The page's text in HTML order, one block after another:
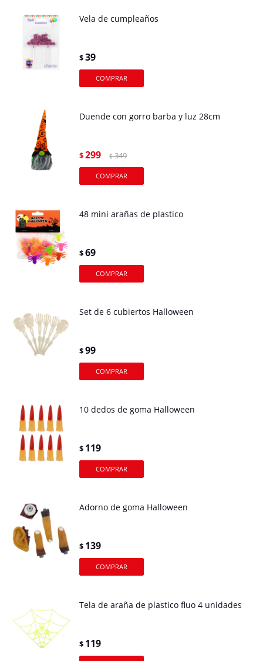
Vela de cumpleaños
$39
Duende con gorro barba y luz 28cm
$299 $ 349
48 mini arañas de plastico
$69
Set de 6 cubiertos Halloween
$99
10 dedos de goma Halloween
$ 119
Adorno de goma Halloween
$ 139
Tela de araña de plastico fluo 4 unidades
$ 119